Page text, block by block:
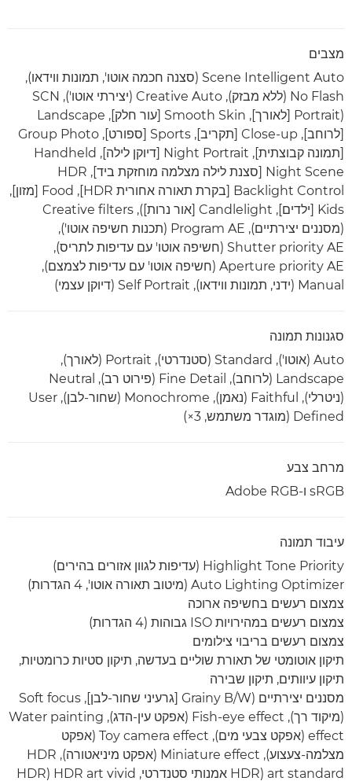
מצבים
Scene Intelligent Auto (סצנה חכמה אוטו', תמונות ווידאו),
No Flash (ללא מבזק), Creative Auto (יצירתי אוטו'), SCN
(Portrait [לאורך], Smooth Skin [עור חלק],‏ Landscape
[לרוחב], Close-up [תקריב], Sports [ספורט], Group Photo
[תמונה קבוצתית], Night Portrait [דיוקן לילה], Handheld
Night Scene [סצנת לילה מצלמה מוחזקת ביד], HDR
Backlight Control [בקרת תאורה אחורית HDR], Food [מזון],
Kids [ילדים], Candlelight [אור נרות]), Creative filters
(מסננים יצירתיים), Program AE (תכנות חשיפה אוטו'),
Shutter priority AE (חשיפה אוטו' עם עדיפות לתריס),
Aperture priority AE (חשיפה אוטו' עם עדיפות לצמצם),
Manual (ידני, תמונות ווידאו), Self Portrait (דיוקן עצמי)
סגנונות תמונה
Auto (אוטו'), Standard (סטנדרטי), Portrait (לאורך),
Landscape (לרוחב), Fine Detail (פירוט רב), Neutral
(ניטרלי), Faithful (נאמן), Monochrome (שחור-לבן), User
Defined (מוגדר משתמש, ‎×3)
מרחב צבע
sRGB ו-Adobe RGB
עיבוד תמונה
Highlight Tone Priority (עדיפות לגוון אזורים בהירים)
Auto Lighting Optimizer (מיטוב תאורה אוטו', 4 הגדרות)
צמצום רעשים בחשיפה ארוכה
צמצום רעשים במהירויות ISO גבוהות (4 הגדרות)
צמצום רעשים בריבוי צילומים
תיקון אוטומטי של תאורת שוליים בעדשה, תיקון סטיות כרומטיות,
תיקון עיוותים, תיקון שבירה
מסננים יצירתיים (Grainy B/W [גרעיני שחור-לבן], Soft focus
(מיקוד רך), Fish-eye effect (אפקט עין-הדג), Water painting
effect (אפקט צבעי מים), Toy camera effect (אפקט
מצלמה-צעצוע), Miniature effect (אפקט מיניאטורה), HDR
art standard ‏(HDR אמנותי סטנדרטי, HDR art vivid ‏(HDR